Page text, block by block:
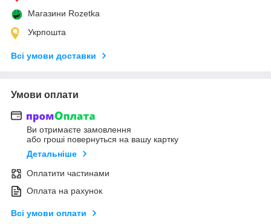
Магазини Rozetka
Укрпошта
Всі умови доставки
Умови оплати
Ви отримаєте замовлення
або гроші повернуться на вашу картку
Детальніше
Оплатити частинами
Оплата на рахунок
Всі умови оплати